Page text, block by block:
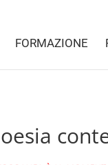
FORMAZIONE